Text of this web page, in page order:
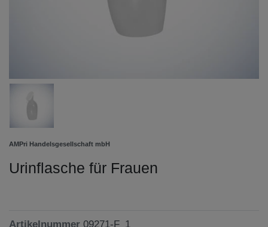
AMPri Handelsgesellschaft mbH
Urinflasche für Frauen
Artikelnummer 09271-F_1